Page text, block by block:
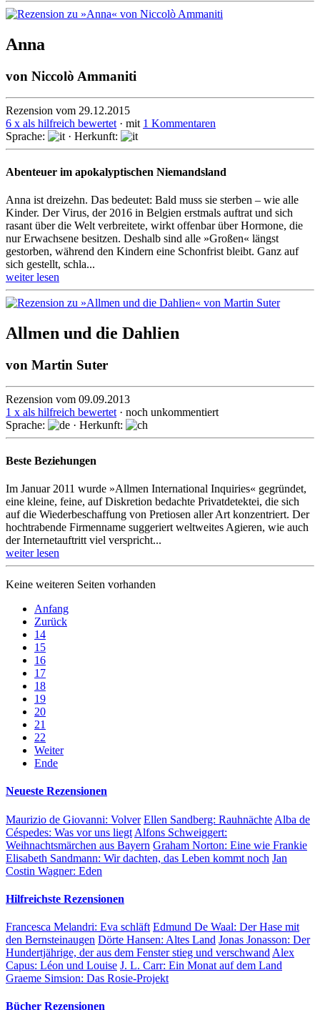
Anna
von Niccolò Ammaniti
Rezension vom 29.12.2015
6 x als hilfreich bewertet · mit 1 Kommentaren
Sprache:
· Herkunft:
Abenteuer im apokalyptischen Niemandsland
Anna ist dreizehn. Das bedeutet: Bald muss sie sterben – wie alle
Kinder. Der Virus, der 2016 in Belgien erstmals auftrat und sich
rasant über die Welt verbreitete, wirkt offenbar über Hormone, die
nur Erwachsene besitzen. Deshalb sind alle »Großen« längst
gestorben, während den Kindern eine Schonfrist bleibt. Ganz auf
sich gestellt, schla...
weiter lesen
Allmen und die Dahlien
von Martin Suter
Rezension vom 09.09.2013
1 x als hilfreich bewertet· noch unkommentiert
Sprache:
· Herkunft:
Beste Beziehungen
Im Januar 2011 wurde »Allmen International Inquiries« gegründet,
eine kleine, feine, auf Diskretion be­dachte Privatdetektei, die sich
auf die Wieder­be­schaf­fung von Pretiosen aller Art konzentriert. Der
hoch­trabende Firmenname sug­ge­riert weltweites Agieren, wie auch
der Internetauftritt viel verspricht...
weiter lesen
Keine weiteren Seiten vorhanden
Anfang
Zurück
14
15
16
17
18
19
20
21
22
Weiter
Ende
Neueste Rezensionen
Maurizio de Giovanni: Volver Ellen Sandberg: Rauhnächte Alba de
Céspedes: Was vor uns liegt Alfons Schweiggert:
Weihnachtsmärchen aus Bayern Graham Norton: Eine wie Frankie
Elisabeth Sandmann: Wir dachten, das Leben kommt noch Jan
Costin Wagner: Eden
Hilfreichste Rezensionen
Francesca Melandri: Eva schläft Edmund De Waal: Der Hase mit
den Bernsteinaugen Dörte Hansen: Altes Land Jonas Jonasson: Der
Hundertjährige, der aus dem Fenster stieg und verschwand Alex
Capus: Léon und Louise J. L. Carr: Ein Monat auf dem Land
Graeme Simsion: Das Rosie-Projekt
Bücher Rezensionen